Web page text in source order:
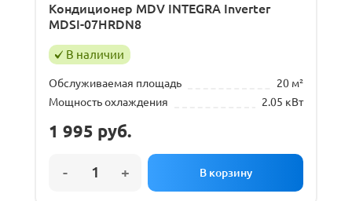
Кондиционер MDV INTEGRA Inverter
MDSI-07HRDN8
В наличии
Обслуживаемая площадь
20 м²
Мощность охлаждения
2.05 кВт
1 995 руб.